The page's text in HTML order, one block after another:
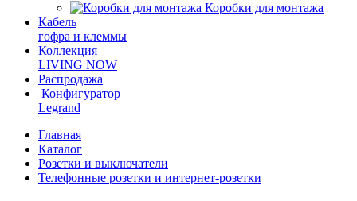
Коробки для монтажа
Кабель
гофра и клеммы
Коллекция
LIVING NOW
Распродажа
Конфигуратор
Legrand
Главная
Каталог
Розетки и выключатели
Телефонные розетки и интернет-розетки